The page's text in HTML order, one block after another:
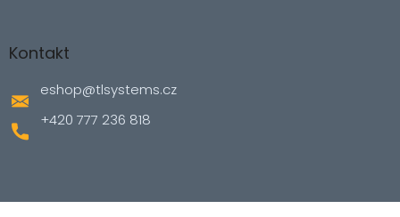
Kontakt
eshop@tlsystems.cz
+420 777 236 818